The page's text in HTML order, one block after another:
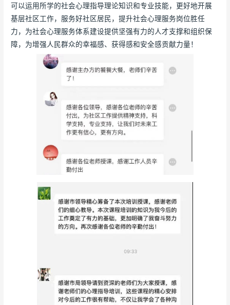
可以运用所学的社会心理指导理论知识和专业技能，更好地开展
基层社区工作，服务好社区居民，提升社会心理服务岗位胜任
力，为社会心理服务体系建设提供坚强有力的人才支撑和组织保
障，为增强人民群众的幸福感、获得感和安全感贡献力量！